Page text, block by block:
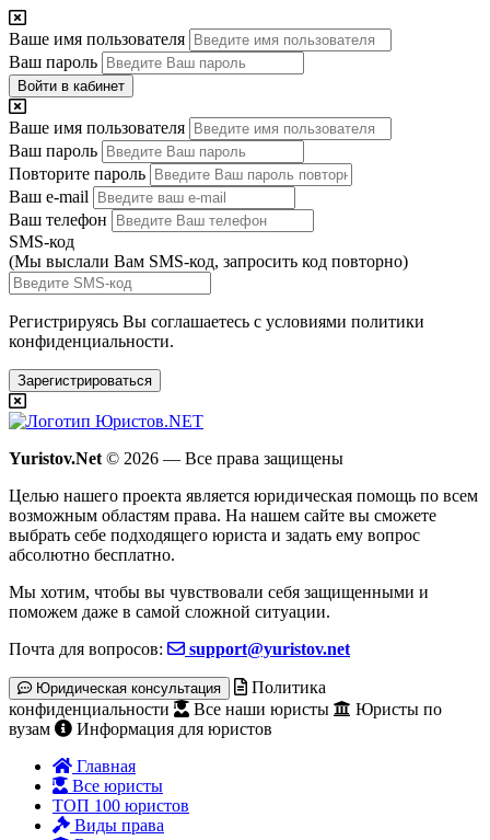
Ваше имя пользователя
Ваш пароль
Войти в кабинет
Ваше имя пользователя
Ваш пароль
Повторите пароль
Ваш e-mail
Ваш телефон
SMS-код
(Мы выслали Вам SMS-код, запросить код повторно)
Регистрируясь Вы соглашаетесь с условиями политики
конфиденциальности.
Зарегистрироваться
Yuristov.Net © 2026 — Все права защищены
Целью нашего проекта является юридическая помощь по всем
возможным областям права. На нашем сайте вы сможете
выбрать себе подходящего юриста и задать ему вопрос
абсолютно бесплатно.
Мы хотим, чтобы вы чувствовали себя защищенными и
поможем даже в самой сложной ситуации.
Почта для вопросов:
support@yuristov.net
Юридическая консультация
Политика
конфиденциальности
Все наши юристы
Юристы по
вузам
Информация для юристов
Главная
Все юристы
ТОП 100 юристов
Виды права